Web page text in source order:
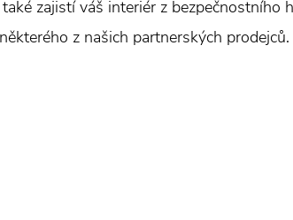
zajistí váš interiér z bezpečnostního
z našich partnerských prodejců.